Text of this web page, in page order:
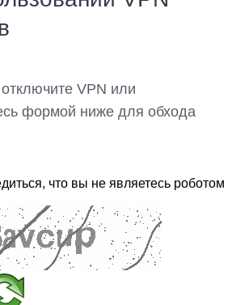
VPN или
формой ниже для обхода
что вы не являетесь роботом